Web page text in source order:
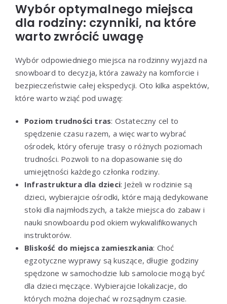
Wybór optymalnego miejsca
dla rodziny: czynniki, na które
warto zwrócić uwagę
Wybór odpowiedniego miejsca na rodzinny wyjazd na
snowboard to decyzja, która zaważy na komforcie i
bezpieczeństwie całej ekspedycji. Oto kilka aspektów,
które warto wziąć pod uwagę:
Poziom trudności tras: Ostateczny cel to
spędzenie czasu razem, a więc warto wybrać
ośrodek, który oferuje trasy o różnych poziomach
trudności. Pozwoli to na dopasowanie się do
umiejętności każdego członka rodziny.
Infrastruktura dla dzieci: Jeżeli w rodzinie są
dzieci, wybierajcie ośrodki, które mają dedykowane
stoki dla najmłodszych, a także miejsca do zabaw i
nauki snowboardu pod okiem wykwalifikowanych
instruktorów.
Bliskość do miejsca zamieszkania: Choć
egzotyczne wyprawy są kuszące, długie godziny
spędzone w samochodzie lub samolocie mogą być
dla dzieci męczące. Wybierajcie lokalizacje, do
których można dojechać w rozsądnym czasie.